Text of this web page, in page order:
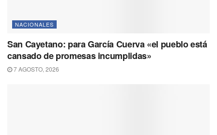
NACIONALES
San Cayetano: para García Cuerva «el pueblo está
cansado de promesas incumplidas»
7 AGOSTO, 2026